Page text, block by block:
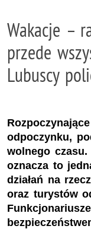
Wakacje –
przede
Lubuscy
odpoczynku,
wolnego
oznacza to
działań na
oraz turystów